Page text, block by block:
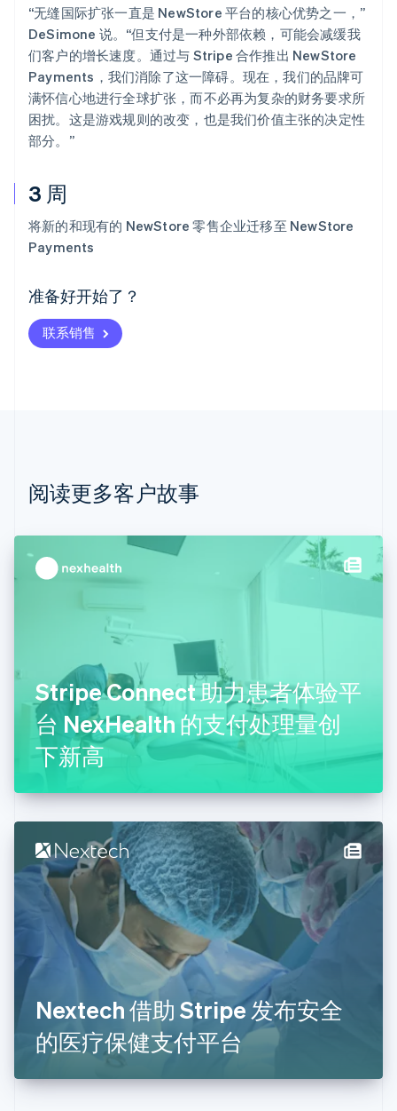
3 周
将新的和现有的 NewStore 零售企业迁移至 NewStore
Payments
准备好开始了？
联系销售
“无缝国际扩张一直是 NewStore 平台的核心优势之一，”
DeSimone 说。“但支付是一种外部依赖，可能会减缓我
们客户的增长速度。通过与 Stripe 合作推出 NewStore
Payments，我们消除了这一障碍。现在，我们的品牌可
满怀信心地进行全球扩张，而不必再为复杂的财务要求所
困扰。这是游戏规则的改变，也是我们价值主张的决定性
部分。”
阅读更多客户故事
Stripe Connect 助力患者体验平
台 NexHealth 的支付处理量创
下新高
Nextech 借助 Stripe 发布安全
的医疗保健支付平台
阿联酋
English
爱尔兰
爱沙尼亚
English
奥地利
Deutsch English
Nederlands Français Deutsch
波兰
丹麦
德国
English
EnglishSvenska
荷兰
NederlandsEnglish
加拿大
EnglishFrançais
捷克
克罗地亚
English
立陶宛
English
列支敦士登
Deutsch English
卢森堡
FrançaisDeutschEnglish
罗马尼亚
马尔他
English
马来西亚
English 简体中文
美国